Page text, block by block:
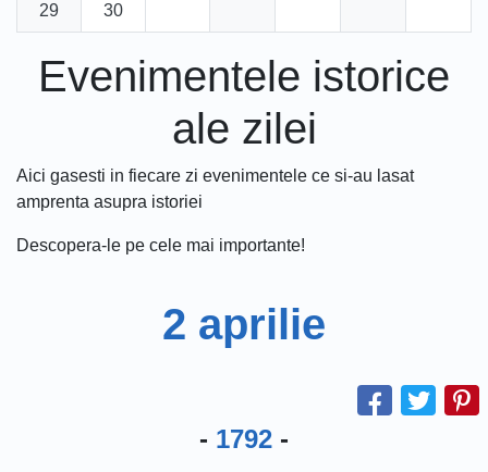
29 30
Evenimentele istorice
ale zilei
Aici gasesti in fiecare zi evenimentele ce si-au lasat
amprenta asupra istoriei
Descopera-le pe cele mai importante!
2 aprilie
- 1792 -